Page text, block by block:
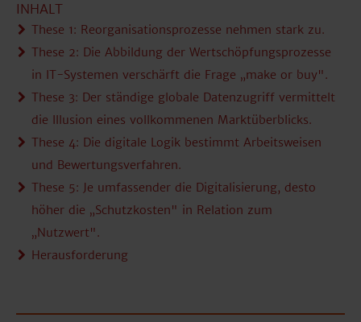
INHALT
These 1: Reorganisationsprozesse nehmen stark zu.
These 2: Die Abbildung der Wertschöpfungsprozesse
in IT-Systemen verschärft die Frage „make or buy".
These 3: Der ständige globale Datenzugriff vermittelt
die Illusion eines vollkommenen Marktüberblicks.
These 4: Die digitale Logik bestimmt Arbeitsweisen
und Bewertungsverfahren.
These 5: Je umfassender die Digitalisierung, desto
höher die „Schutzkosten" in Relation zum
„Nutzwert".
Herausforderung